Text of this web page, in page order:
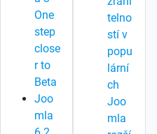
One
step
close
r to
Beta
Joo
mla
telno
stí v
popu
lární
ch
Joo
mla